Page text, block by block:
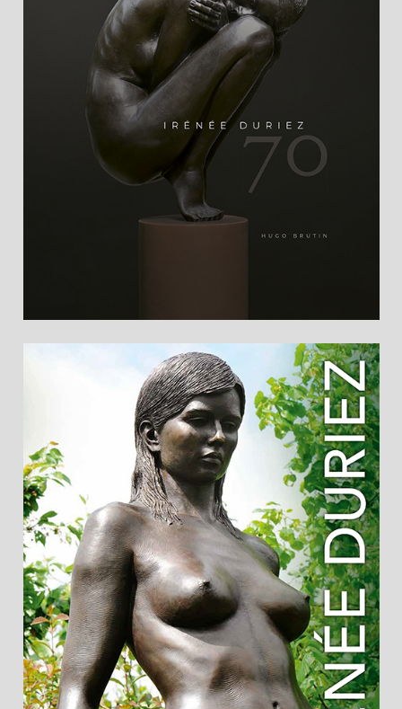
Buch "Irénée Duriez 70" mit Vorwort von Hugo
Brutin (256 Seiten).
Broschüre "Irénée Duriez" mit Vorwort von
Hugo Brutin (28 Seiten). Kostenlos im Museum
erhältlich.